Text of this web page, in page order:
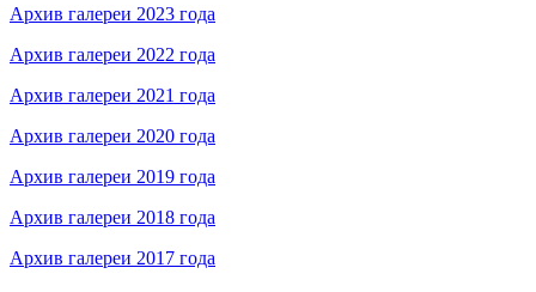
Архив галереи 2023 года
Архив галереи 2022 года
Архив галереи 2021 года
Архив галереи 2020 года
Архив галереи 2019 года
Архив галереи 2018 года
Архив галереи 2017 года